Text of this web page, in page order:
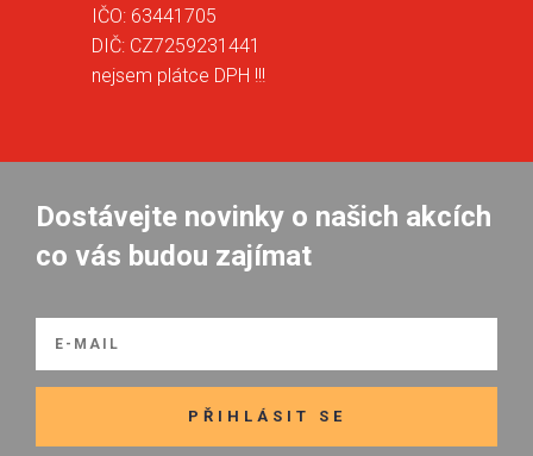
IČO: 63441705
DIČ: CZ7259231441
nejsem plátce DPH !!!
Dostávejte novinky o našich akcích
co vás budou zajímat
PŘIHLÁSIT SE